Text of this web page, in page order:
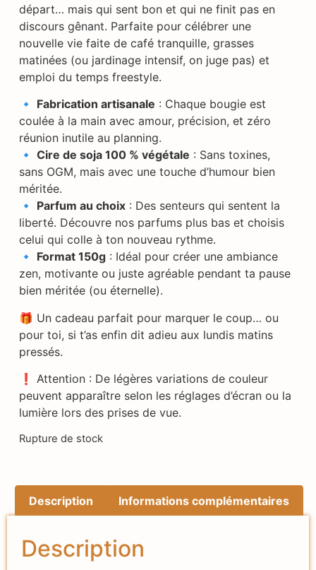
départ… mais qui sent bon et qui ne finit pas en
discours gênant. Parfaite pour célébrer une
nouvelle vie faite de café tranquille, grasses
matinées (ou jardinage intensif, on juge pas) et
emploi du temps freestyle.
🔹 Fabrication artisanale : Chaque bougie est
coulée à la main avec amour, précision, et zéro
réunion inutile au planning.
🔹 Cire de soja 100 % végétale : Sans toxines,
sans OGM, mais avec une touche d’humour bien
méritée.
🔹 Parfum au choix: Des senteurs qui sentent la
liberté. Découvre nos parfums plus bas et choisis
celui qui colle à ton nouveau rythme.
🔹 Format 150g: Idéal pour créer une ambiance
zen, motivante ou juste agréable pendant ta pause
bien méritée (ou éternelle).
🎁 Un cadeau parfait pour marquer le coup… ou
pour toi, si t’as enfin dit adieu aux lundis matins
pressés.
❗ Attention : De légères variations de couleur
peuvent apparaître selon les réglages d’écran ou la
lumière lors des prises de vue.
Rupture de stock
Description Informations complémentaires
Description